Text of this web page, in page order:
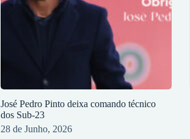
José Pedro Pinto deixa comando técnico
dos Sub-23
28 de Junho, 2026